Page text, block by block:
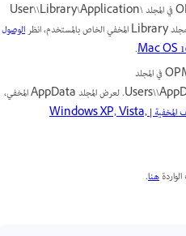
يمكنك العثور على الملف OPM.db في المجلد \User\\Library\Application
الوصول
.
يمكنك العثور على الملف OPM.db في المجلد
\Users\\AppData\Local\Adobe\OOBE folder. لعرض المجلد AppData المخفي،
إظهار الملفات والمجلدات وامتدادات اسم الملف المخفية | Windows XP, Vista,
هنا.